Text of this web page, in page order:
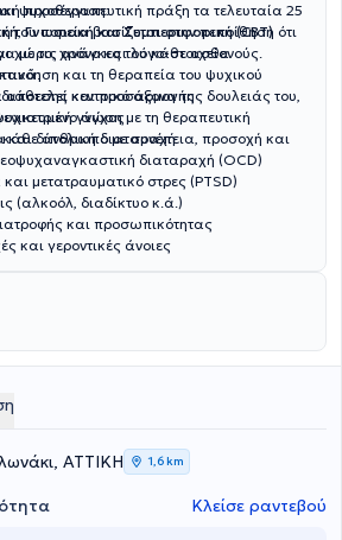
ψυχοθεραπευτική πράξη τα τελευταία 25
του πορεία βασίζεται στην πεποίθηση ότι
χώρο, χρόνο και λόγο-στοιχεία
και τη θεραπεία του ψυχικού
κεντρικό άξονα της δουλειάς του,
γνώση με τη θεραπευτική
κάθε άνθρωπο με συνέπεια, προσοχή και
προσέγγιση:
Γνωσιακή και Συμπεριφορική (CBT)
με τις ανάγκες του κάθε ασθενούς.
και προσαρμογής
άγχος
διπολική διαταραχή
διαταραχή (OCD)
μετατραυματικό στρες (PTSD)
(αλκοόλ, διαδίκτυο κ.ά.)
και προσωπικότητας
και γεροντικές άνοιες
ΑΤΤΙΚΗ 1,6 km
Κλείσε ραντεβού